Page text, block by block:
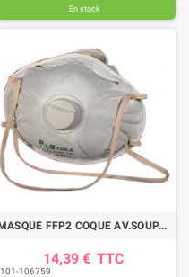
En stock
MASQUE FFP2 COQUE AV.SOUPAPE(BTE DE 10) EN146
14,39 € TTC
101-106759